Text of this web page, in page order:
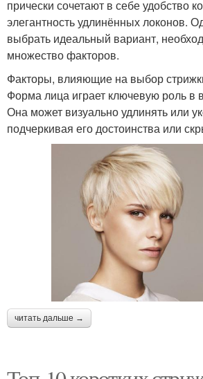
прически сочетают в себе удобство
элегантность удлинённых локонов.
выбрать идеальный вариант,
множество факторов.
Факторы, влияющие на выбор
Форма лица играет ключевую роль в
Она может визуально удлинять или
подчеркивая его достоинства или
читать дальше →